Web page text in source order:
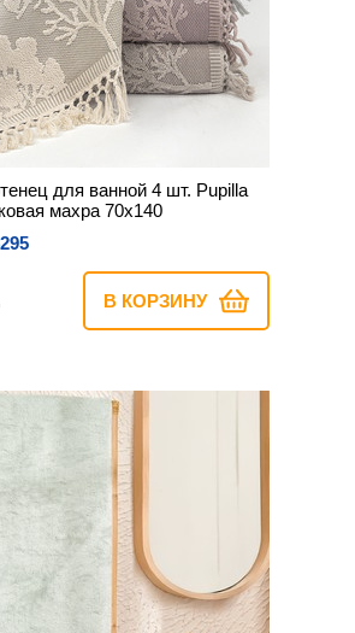
для ванной 4 шт. Pupilla
махра 70х140
В КОРЗИНУ